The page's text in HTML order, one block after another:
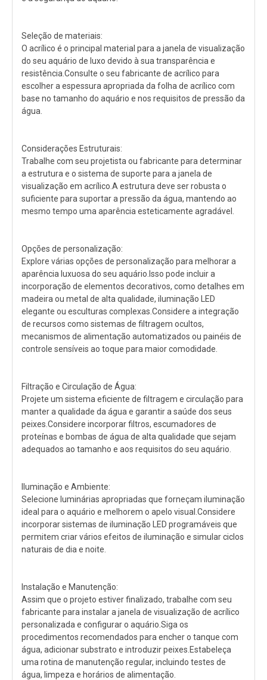
Seleção de materiais:
O acrílico é o principal material para a janela de visualização
do seu aquário de luxo devido à sua transparência e
resistência.Consulte o seu fabricante de acrílico para
escolher a espessura apropriada da folha de acrílico com
base no tamanho do aquário e nos requisitos de pressão da
água.
Considerações Estruturais:
Trabalhe com seu projetista ou fabricante para determinar
a estrutura e o sistema de suporte para a janela de
visualização em acrílico.A estrutura deve ser robusta o
suficiente para suportar a pressão da água, mantendo ao
mesmo tempo uma aparência esteticamente agradável.
Opções de personalização:
Explore várias opções de personalização para melhorar a
aparência luxuosa do seu aquário.Isso pode incluir a
incorporação de elementos decorativos, como detalhes em
madeira ou metal de alta qualidade, iluminação LED
elegante ou esculturas complexas.Considere a integração
de recursos como sistemas de filtragem ocultos,
mecanismos de alimentação automatizados ou painéis de
controle sensíveis ao toque para maior comodidade.
Filtração e Circulação de Água:
Projete um sistema eficiente de filtragem e circulação para
manter a qualidade da água e garantir a saúde dos seus
peixes.Considere incorporar filtros, escumadores de
proteínas e bombas de água de alta qualidade que sejam
adequados ao tamanho e aos requisitos do seu aquário.
Iluminação e Ambiente:
Selecione luminárias apropriadas que forneçam iluminação
ideal para o aquário e melhorem o apelo visual.Considere
incorporar sistemas de iluminação LED programáveis ​​que
permitem criar vários efeitos de iluminação e simular ciclos
naturais de dia e noite.
Instalação e Manutenção:
Assim que o projeto estiver finalizado, trabalhe com seu
fabricante para instalar a janela de visualização de acrílico
personalizada e configurar o aquário.Siga os
procedimentos recomendados para encher o tanque com
água, adicionar substrato e introduzir peixes.Estabeleça
uma rotina de manutenção regular, incluindo testes de
água, limpeza e horários de alimentação.